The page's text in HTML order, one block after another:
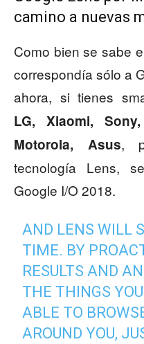
camino a nuevas
Como bien se sabe
correspondía sólo a
ahora, si tienes
LG, Xiaomi, Sony,
Motorola, Asus,
tecnología Lens,
Google I/O 2018.
AND LENS WILL
TIME. BY
RESULTS AND
THE THINGS
ABLE TO
AROUND YOU,